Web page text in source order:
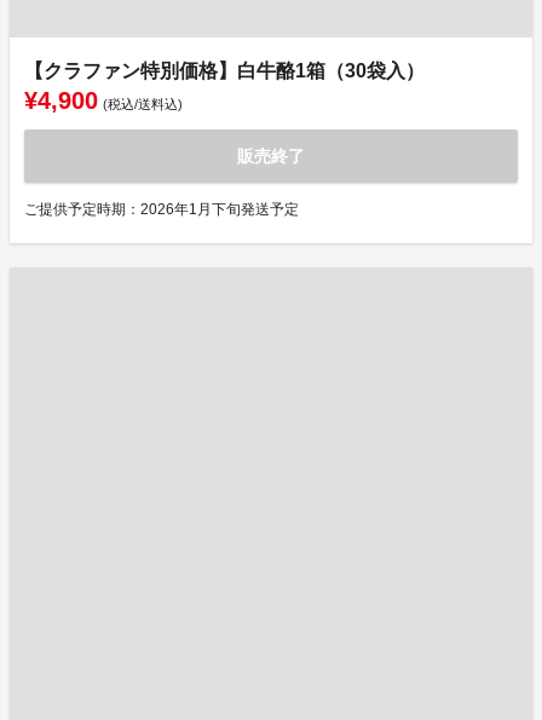
【クラファン特別価格】白牛酪1箱（30袋入）
¥4,900 (税込/送料込)
販売終了
ご提供予定時期：2026年1月下旬発送予定